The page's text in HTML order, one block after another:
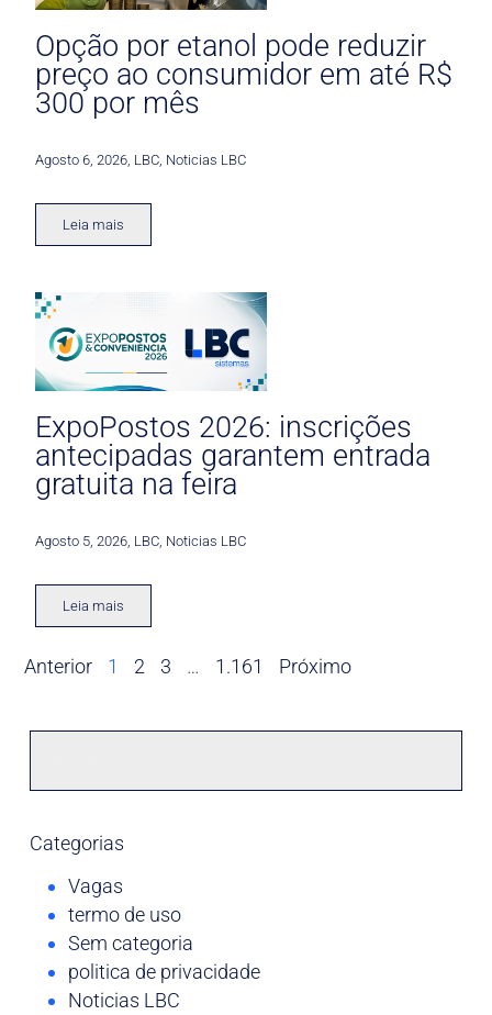
Opção por etanol pode reduzir
preço ao consumidor em até R$
300 por mês
Agosto 6, 2026 LBC Noticias LBC
Leia mais
ExpoPostos 2026: inscrições
antecipadas garantem entrada
gratuita na feira
Agosto 5, 2026 LBC Noticias LBC
Leia mais
Anterior 1 2 3 … 1.161 Próximo
Categorias
Vagas
termo de uso
Sem categoria
politica de privacidade
Noticias LBC